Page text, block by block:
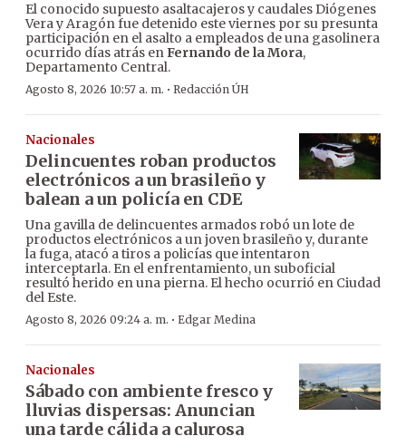
El conocido supuesto asaltacajeros y caudales Diógenes
Vera y Aragón fue detenido este viernes por su presunta
participación en el asalto a empleados de una gasolinera
ocurrido días atrás enFernando de la Mora,
Departamento Central.
Agosto 8, 2026 10:57 a. m. · Redacción ÚH
Nacionales
Delincuentes roban productos
electrónicos a un brasileño y
balean a un policía en CDE
Una gavilla de delincuentes armados robó un lote de
productos electrónicos a un joven brasileño y, durante
la fuga, atacó a tiros a policías que intentaron
interceptarla. En el enfrentamiento, un suboficial
resultó herido en una pierna. El hecho ocurrió en Ciudad
del Este.
Agosto 8, 2026 09:24 a. m. · Edgar Medina
Nacionales
Sábado con ambiente fresco y
lluvias dispersas: Anuncian
una tarde cálida a calurosa